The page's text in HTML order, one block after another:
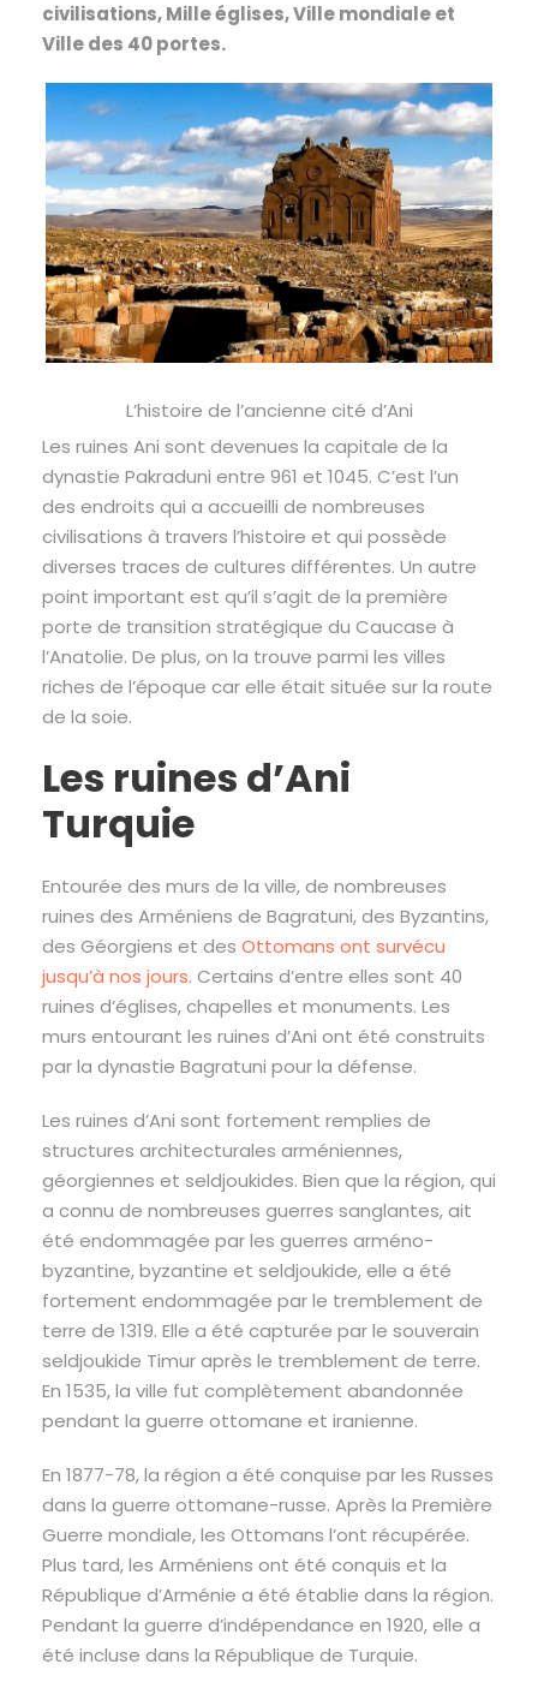
civilisations, Mille églises, Ville mondiale et
Ville des 40 portes.
L’histoire de l’ancienne cité d’Ani
Les ruines Ani sont devenues la capitale de la
dynastie Pakraduni entre 961 et 1045. C’est l’un
des endroits qui a accueilli de nombreuses
civilisations à travers l’histoire et qui possède
diverses traces de cultures différentes. Un autre
point important est qu’il s’agit de la première
porte de transition stratégique du Caucase à
l’Anatolie. De plus, on la trouve parmi les villes
riches de l’époque car elle était située sur la route
de la soie.
Les ruines d’Ani
Turquie
Entourée des murs de la ville, de nombreuses
ruines des Arméniens de Bagratuni, des Byzantins,
des Géorgiens et des Ottomans ont survécu
jusqu’à nos jours. Certains d’entre elles sont 40
ruines d’églises, chapelles et monuments. Les
murs entourant les ruines d’Ani ont été construits
par la dynastie Bagratuni pour la défense.
Les ruines d’Ani sont fortement remplies de
structures architecturales arméniennes,
géorgiennes et seldjoukides. Bien que la région, qui
a connu de nombreuses guerres sanglantes, ait
été endommagée par les guerres arméno-
byzantine, byzantine et seldjoukide, elle a été
fortement endommagée par le tremblement de
terre de 1319. Elle a été capturée par le souverain
seldjoukide Timur après le tremblement de terre.
En 1535, la ville fut complètement abandonnée
pendant la guerre ottomane et iranienne.
En 1877-78, la région a été conquise par les Russes
dans la guerre ottomane-russe. Après la Première
Guerre mondiale, les Ottomans l’ont récupérée.
Plus tard, les Arméniens ont été conquis et la
République d’Arménie a été établie dans la région.
Pendant la guerre d’indépendance en 1920, elle a
été incluse dans la République de Turquie.